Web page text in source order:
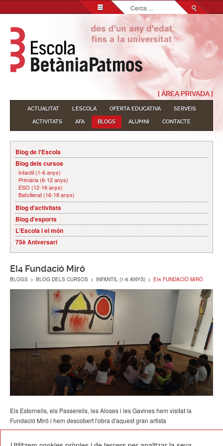
Cerca
...
[ ÀREA PRIVADA ]
ACTUALITAT L'ESCOLA OFERTA EDUCATIVA
SERVEIS
ACTIVITATS
AFA BLOGS ALUMNI CONTACTE
Blog de l'Escola
Blog dels cursos
Infantil (1-6 anys)
Primària (6-12 anys)
ESO (12-16 anys)
Batxillerat (16-18 anys)
Blog d'activitats
Blog d'esports
L'Escola i el món
75è Aniversari
EI4 Fundació Miró
BLOGS > BLOG DELS CURSOS > INFANTIL (1-6 ANYS) > EI4 FUNDACIÓ MIRÓ
Els Estornells, els Passerells, les Aloses i les Gavines hem visitat la
Fundació Miró i hem descobert l'obra d'aquest gran artista
21/10/2014